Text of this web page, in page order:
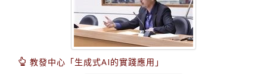
教發中心「生成式AI的實踐應用」